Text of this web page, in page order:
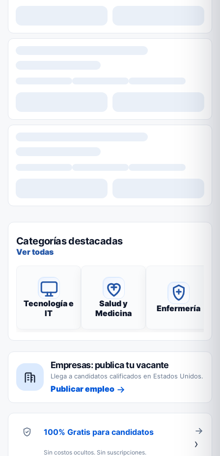
Categorías destacadas
Ver todas
Tecnología e
IT
Salud y
Medicina
Enfermería
Empresas: publica tu vacante
Llega a candidatos calificados en Estados Unidos.
Publicar empleo
100% Gratis para candidatos
Sin costos ocultos. Sin suscripciones.